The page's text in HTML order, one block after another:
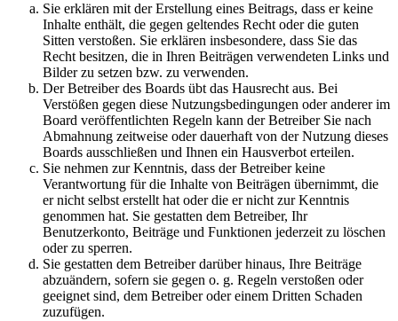
Sie erklären mit der Erstellung eines Beitrags, dass er keine
Inhalte enthält, die gegen geltendes Recht oder die guten
Sitten verstoßen. Sie erklären insbesondere, dass Sie das
Recht besitzen, die in Ihren Beiträgen verwendeten Links und
Bilder zu setzen bzw. zu verwenden.
Der Betreiber des Boards übt das Hausrecht aus. Bei
Verstößen gegen diese Nutzungsbedingungen oder anderer im
Board veröffentlichten Regeln kann der Betreiber Sie nach
Abmahnung zeitweise oder dauerhaft von der Nutzung dieses
Boards ausschließen und Ihnen ein Hausverbot erteilen.
Sie nehmen zur Kenntnis, dass der Betreiber keine
Verantwortung für die Inhalte von Beiträgen übernimmt, die
er nicht selbst erstellt hat oder die er nicht zur Kenntnis
genommen hat. Sie gestatten dem Betreiber, Ihr
Benutzerkonto, Beiträge und Funktionen jederzeit zu löschen
oder zu sperren.
Sie gestatten dem Betreiber darüber hinaus, Ihre Beiträge
abzuändern, sofern sie gegen o. g. Regeln verstoßen oder
geeignet sind, dem Betreiber oder einem Dritten Schaden
zuzufügen.